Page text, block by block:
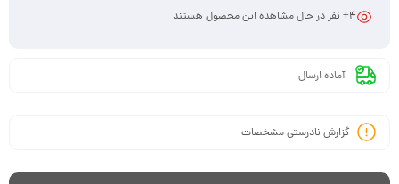
4+ نفر در حال مشاهده این محصول هستند
آماده ارسال
گزارش نادرستی مشخصات